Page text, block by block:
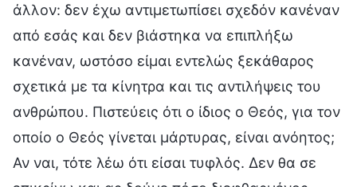
άλλον: δεν έχω αντιμετωπίσει σχεδόν κανέναν
από εσάς και δεν βιάστηκα να επιπλήξω
κανέναν, ωστόσο είμαι εντελώς ξεκάθαρος
σχετικά με τα κίνητρα και τις αντιλήψεις του
ανθρώπου. Πιστεύεις ότι ο ίδιος ο Θεός, για τον
οποίο ο Θεός γίνεται μάρτυρας, είναι ανόητος;
Αν ναι, τότε λέω ότι είσαι τυφλός. Δεν θα σε